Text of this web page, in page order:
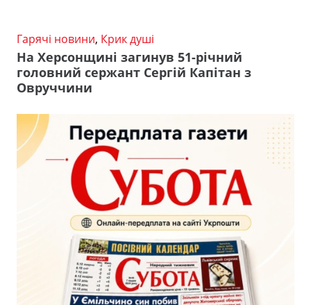
Гарячі новини, Крик душі
На Херсонщині загинув 51-річний
головний сержант Сергій Капітан з
Овруччини